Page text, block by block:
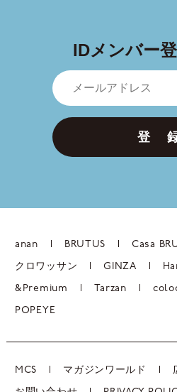
IDメンバー
登
anan BRUTUS Casa
クロワッサン GINZA
&Premium Tarzan
POPEYE
MCS マガジンワールド